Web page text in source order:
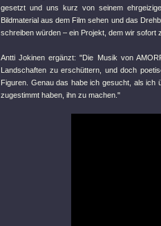
gesetzt und uns kurz von seinem
Bildmaterial aus dem Film sehen und das
schreiben würden – ein Projekt, dem wir sofort
Antti Jokinen ergänzt: "Die Musik von
Landschaften zu erschüttern, und doch
Figuren. Genau das habe ich gesucht, als ich
zugestimmt haben, ihn zu machen."